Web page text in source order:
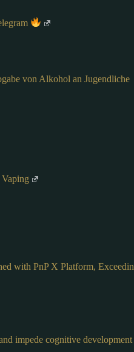
von Alkohol an Jugendliche
with PnP X Platform,
impede cognitive